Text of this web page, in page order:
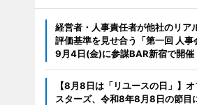
経営者・人事責任者が他社のリア
評価基準を見せ合う「第一回 人事
9月4日(金)に参謀BAR新宿で開催
【8月8日は「リユースの日」】
スターズ、令和8年8月8日の節目